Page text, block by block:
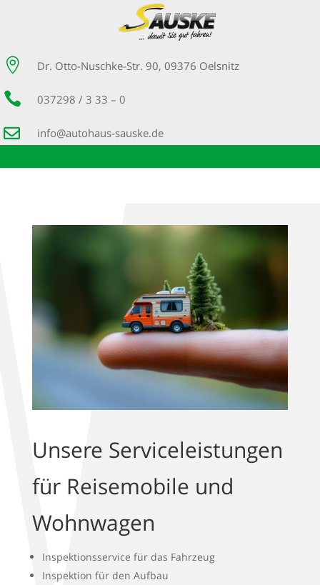
 Dr. Otto-Nuschke-Str. 90, 09376 Oelsnitz
 037298 / 3 33 – 0
 info@autohaus-sauske.de
Unsere Serviceleistungen
für Reisemobile und
Wohnwagen
Inspektionsservice für das Fahrzeug
Inspektion für den Aufbau